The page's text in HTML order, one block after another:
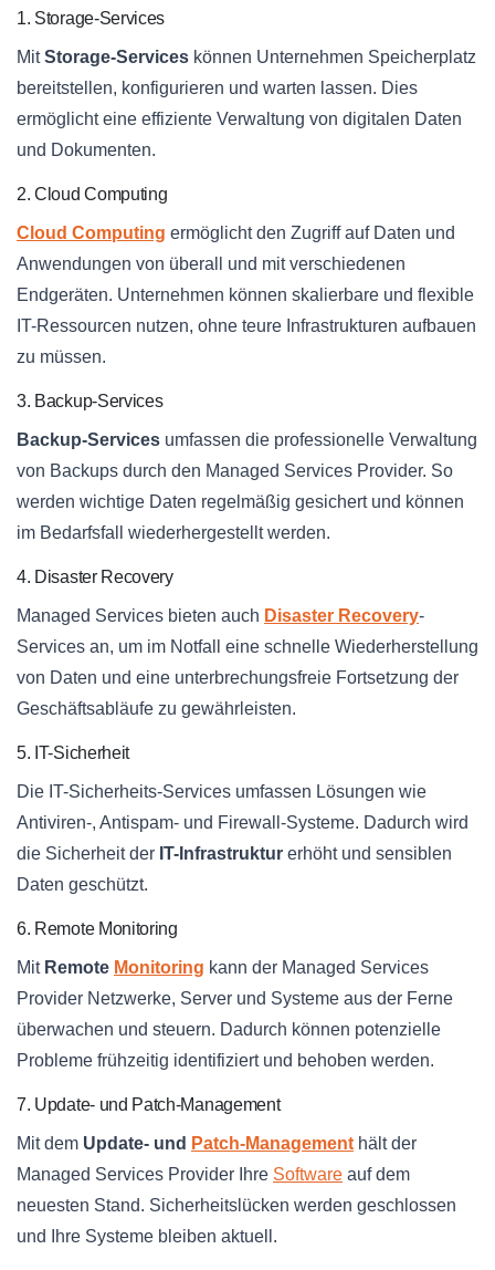
1. Storage-Services
MitStorage-Services können Unternehmen Speicherplatz
bereitstellen, konfigurieren und warten lassen. Dies
ermöglicht eine effiziente Verwaltung von digitalen Daten
und Dokumenten.
2. Cloud Computing
Cloud Computing ermöglicht den Zugriff auf Daten und
Anwendungen von überall und mit verschiedenen
Endgeräten. Unternehmen können skalierbare und flexible
IT-Ressourcen nutzen, ohne teure Infrastrukturen aufbauen
zu müssen.
3. Backup-Services
Backup-Services umfassen die professionelle Verwaltung
von Backups durch den Managed Services Provider. So
werden wichtige Daten regelmäßig gesichert und können
im Bedarfsfall wiederhergestellt werden.
4. Disaster Recovery
Managed Services bieten auch Disaster Recovery-
Services an, um im Notfall eine schnelle Wiederherstellung
von Daten und eine unterbrechungsfreie Fortsetzung der
Geschäftsabläufe zu gewährleisten.
5. IT-Sicherheit
Die IT-Sicherheits-Services umfassen Lösungen wie
Antiviren-, Antispam- und Firewall-Systeme. Dadurch wird
die Sicherheit der IT-Infrastruktur erhöht und sensiblen
Daten geschützt.
6. Remote Monitoring
Mit Remote Monitoring kann der Managed Services
Provider Netzwerke, Server und Systeme aus der Ferne
überwachen und steuern. Dadurch können potenzielle
Probleme frühzeitig identifiziert und behoben werden.
7. Update- und Patch-Management
Mit dem Update- und Patch-Management hält der
Managed Services Provider Ihre Software auf dem
neuesten Stand. Sicherheitslücken werden geschlossen
und Ihre Systeme bleiben aktuell.